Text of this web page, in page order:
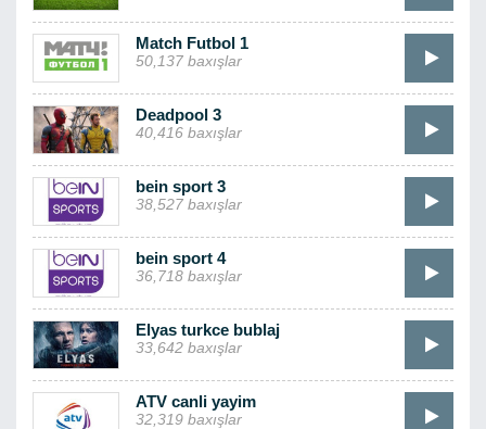
Match Futbol 1
50,137 baxışlar
Deadpool 3
40,416 baxışlar
bein sport 3
38,527 baxışlar
bein sport 4
36,718 baxışlar
Elyas turkce bublaj
33,642 baxışlar
ATV canli yayim
32,319 baxışlar